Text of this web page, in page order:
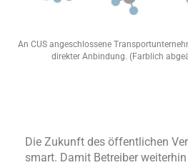
An CUS angeschlossene
direkter Anbindung. (Farblich
Die Zukunft des öffentlichen
smart. Damit Betreiber